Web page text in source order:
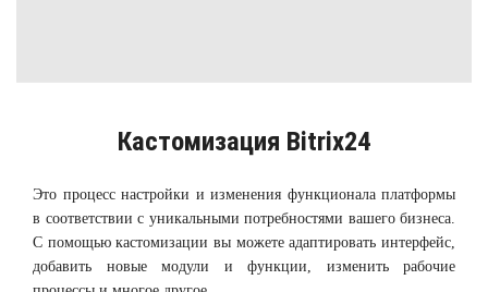
Кастомизация Bitrix24
Это процесс настройки и изменения функционала платформы
в соответствии с уникальными потребностями вашего бизнеса.
С помощью кастомизации вы можете адаптировать интерфейс,
добавить новые модули и функции, изменить рабочие